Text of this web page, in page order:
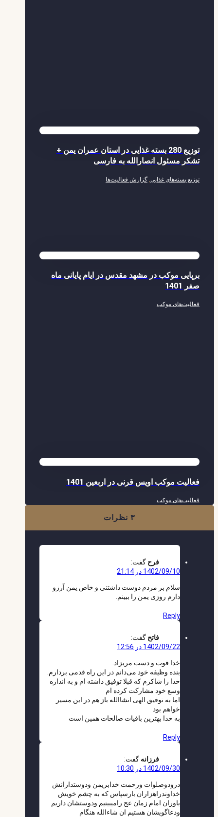
توزیع 280 بسته غذایی در استان عمران یمن +
تشکر مسئول انصارالله به فارسی
توزیع بسته‌های غذایی گزارش فعالیت‌ها
برپایی موکب در مشهد مقدس در ایام پایانی ماه
صفر 1401
فعالیت‌های موکب
فعالیت موکب اویس قرنی در اربعین 1401
فعالیت‌های موکب
۳ نظرات
فرح گفت:
1402/09/10 در 21:14
سلام بر مردم دوست داشتنی و خاص یمن آرزو
دارم روزی یمن را ببینم.
Reply
فاتح گفت:
1402/09/22 در 12:56
خدا قوت و دست مریزاد.
بنده وظیفه خود می‌دانم در این راه قدمی بردارم.
خدا را شاکرم که قبلا توفیق داشته ام و به اندازه
وسع خود مشارکت کرده ام
اما به توفیق الهی انشاالله باز هم در این مسیر
خواهم بود
به خدا بهترین باقیات صالحات همین است
Reply
فرزانه گفت:
1402/09/30 در 10:30
درودوصلوات ورحمت خدابریمن ودوستدارانش
خداوندراهزاران بارسپاس که به چشم خویش
یاوران امام زمان عج رامیبینیم ودوستشان داریم
ودعاگویشان هستیم ان شاءالله هنگام